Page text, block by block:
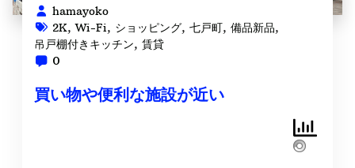
hamayoko
2K,Wi-Fi, ショッピング, 七戸町, 備品新品,
吊戸棚付きキッチン, 賃貸
0
買い物や便利な施設が近い